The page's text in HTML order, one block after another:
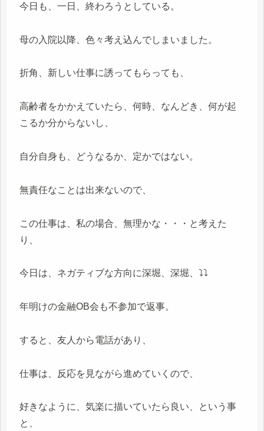
今日も、一日、終わろうとしている。
母の入院以降、色々考え込んでしまいました。
折角、新しい仕事に誘ってもらっても、
高齢者をかかえていたら、何時、なんどき、何が起
こるか分からないし、
自分自身も、どうなるか、定かではない。
無責任なことは出来ないので、
この仕事は、私の場合、無理かな・・・と考えた
り、
今日は、ネガティブな方向に深堀、深堀、⤵⤵
年明けの金融OB会も不参加で返事。
すると、友人から電話があり、
仕事は、反応を見ながら進めていくので、
好きなように、気楽に描いていたら良い、という事
と、